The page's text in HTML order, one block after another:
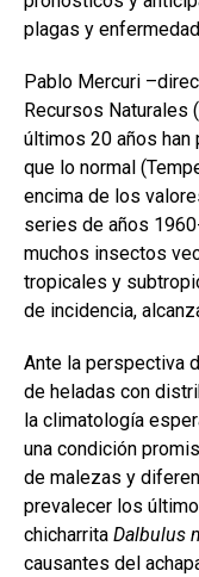
plagas y
Pablo Mercuri
Recursos Naturales
últimos 20 años
que lo normal
encima de los
series de años
muchos insectos
tropicales y
de incidencia,
Ante la perspectiva
de heladas con
la climatología
una condición
de malezas y
prevalecer los
chicharrita Dalbulus
causantes del